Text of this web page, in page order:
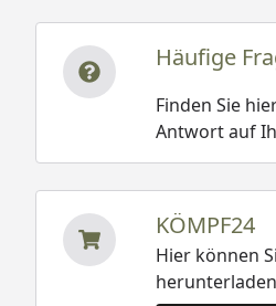
Häufige
Finden Sie
Antwort auf
KÖMPF24
Hier können
herunterladen